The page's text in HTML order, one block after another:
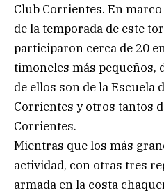
Club Corrientes. En
de la temporada de este
participaron cerca de 20
timoneles más pequeños,
de ellos son de la Escuela
Corrientes y otros tantos
Corrientes.
Mientras que los más
actividad, con otras tres
armada en la costa